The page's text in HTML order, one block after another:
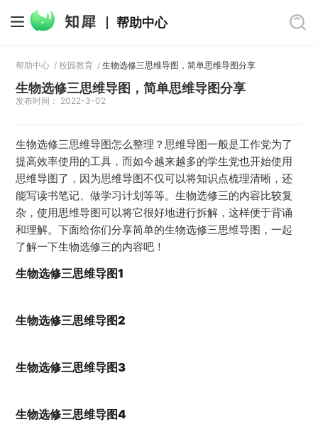
帮助中心
帮助中心 /校园教育 /生物选修三思维导图，简单思维导图分享
生物选修三思维导图，简单思维导图分享
发布时间： 2022-3-02
生物选修三思维导图怎么整理？思维导图一般是工作党为了
提高效率使用的工具，而如今越来越多的学生党也开始使用
思维导图了，因为思维导图不仅可以将知识点梳理清晰，还
能写读书笔记、做学习计划等等。生物选修三的内容比较复
杂，使用思维导图可以将它很好地进行拆解，这样便于背诵
和理解。下面给你们分享简单的生物选修三思维导图，一起
了解一下生物选修三的内容吧！
生物选修三思维导图1
生物选修三思维导图2
生物选修三思维导图3
生物选修三思维导图4